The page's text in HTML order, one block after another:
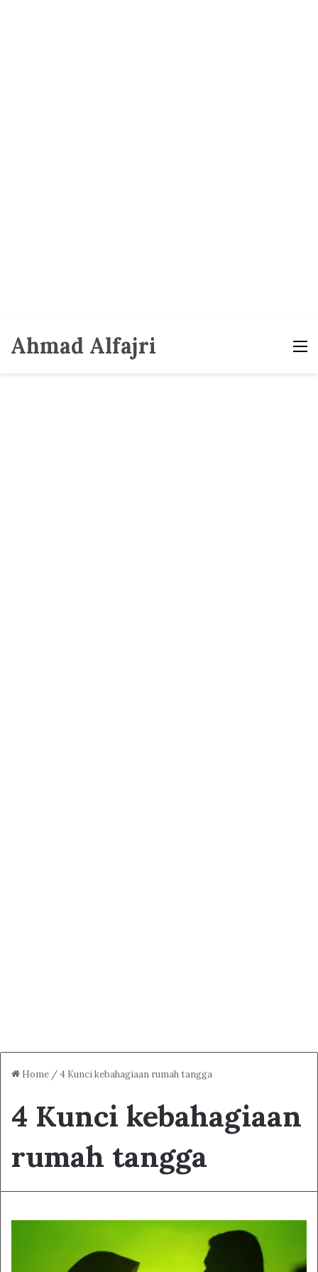
Ahmad Alfajri
Home /4 Kunci kebahagiaan rumah tangga
4 Kunci kebahagiaan
rumah tangga